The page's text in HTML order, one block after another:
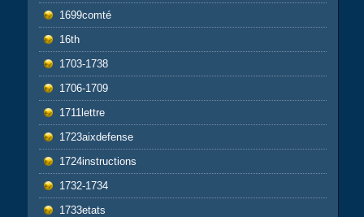
1699comté
16th
1703-1738
1706-1709
1711lettre
1723aixdefense
1724instructions
1732-1734
1733etats